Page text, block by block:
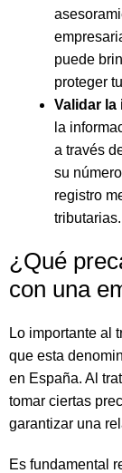
puede
proteger
Validar
la
a través
su
registro
tributarias.
¿Qué
con una
Lo importante al
que esta
en España. Al
tomar ciertas
garantizar una
Es fundamental